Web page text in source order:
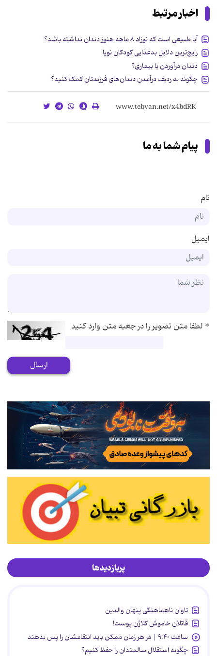
اخبار مرتبط
آیا طبیعی است که نوزاد ۸ ماهه هنوز دندان نداشته باشد؟
رایج‌ترین دلایل بدغذایی کودکان نوپا
دندان درآوردن یا بیماری؟
چگونه به ردیف درآمدن دندان‌های فرزندتان کمک کنید؟
پیام شما به ما
نام
ایمیل
*لطفا متن تصویر را در جعبه متن وارد کنید
ارسال
پربازدیدها
تاوان ناهماهنگی پنهان والدین
قاتلان خاموش کلاژن پوست!
ساعت ۹:۴۰ | در هر زمان ممکن باید انتقامشان را پس بدهند
چگونه استقلال سالمندان را حفظ کنیم؟